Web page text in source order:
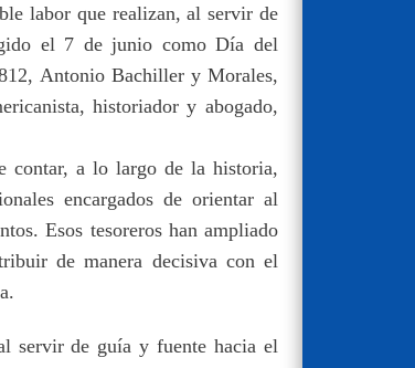
labor que realizan, al servir de
el 7 de junio como Día del
Antonio Bachiller y Morales,
historiador y abogado,
contar, a lo largo de la historia,
encargados de orientar al
Esos tesoreros han ampliado
de manera decisiva con el
servir de guía y fuente hacia el